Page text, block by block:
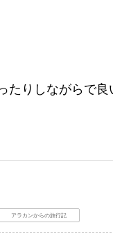
りしながらで良
アラカンからの旅行記